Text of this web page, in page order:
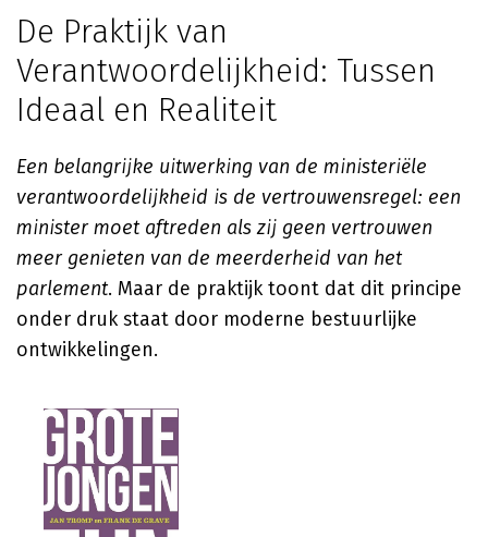
De Praktijk van
Verantwoordelijkheid: Tussen
Ideaal en Realiteit
Een belangrijke uitwerking van de ministeriële
verantwoordelijkheid is de vertrouwensregel: een
minister moet aftreden als zij geen vertrouwen
meer genieten van de meerderheid van het
parlement. Maar de praktijk toont dat dit principe
onder druk staat door moderne bestuurlijke
ontwikkelingen.